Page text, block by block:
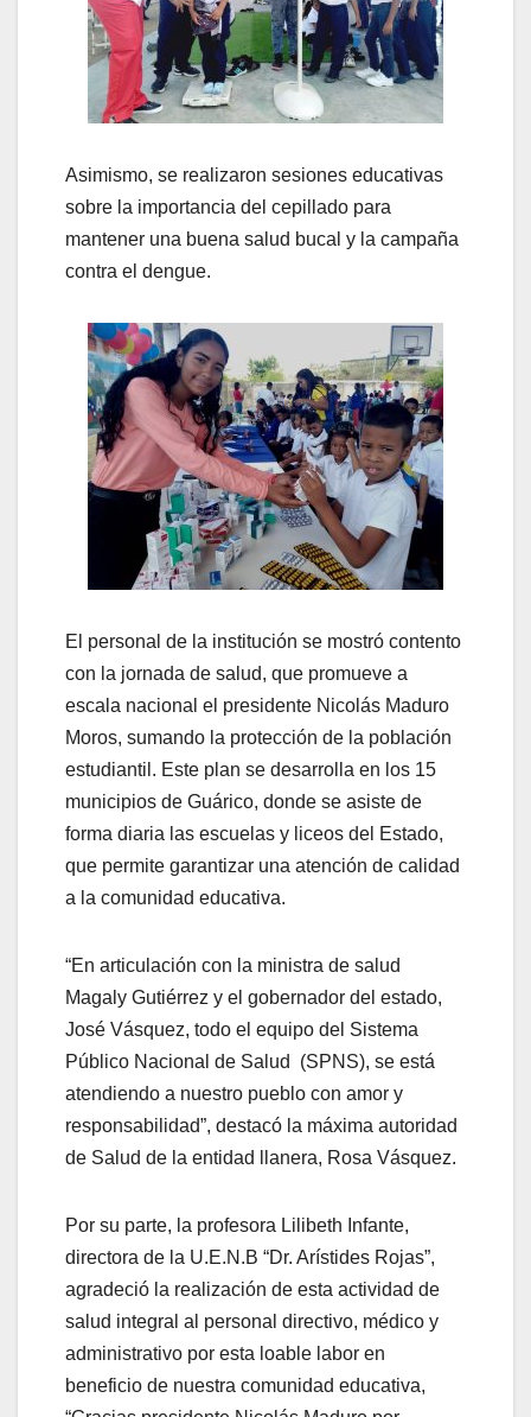
Asimismo, se realizaron sesiones educativas
sobre la importancia del cepillado para
mantener una buena salud bucal y la campaña
contra el dengue.
El personal de la institución se mostró contento
con la jornada de salud, que promueve a
escala nacional el presidente Nicolás Maduro
Moros, sumando la protección de la población
estudiantil. Este plan se desarrolla en los 15
municipios de Guárico, donde se asiste de
forma diaria las escuelas y liceos del Estado,
que permite garantizar una atención de calidad
a la comunidad educativa.
“En articulación con la ministra de salud
Magaly Gutiérrez y el gobernador del estado,
José Vásquez, todo el equipo del Sistema
Público Nacional de Salud (SPNS), se está
atendiendo a nuestro pueblo con amor y
responsabilidad”, destacó la máxima autoridad
de Salud de la entidad llanera, Rosa Vásquez.
Por su parte, la profesora Lilibeth Infante,
directora de la U.E.N.B “Dr. Arístides Rojas”,
agradeció la realización de esta actividad de
salud integral al personal directivo, médico y
administrativo por esta loable labor en
beneficio de nuestra comunidad educativa,